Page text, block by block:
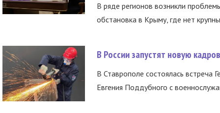
В ряде регионов возникли
обстановка в Крыму, где нет
В России запустят новую
В Ставрополе состоялась встреча
Евгения Поддубного с